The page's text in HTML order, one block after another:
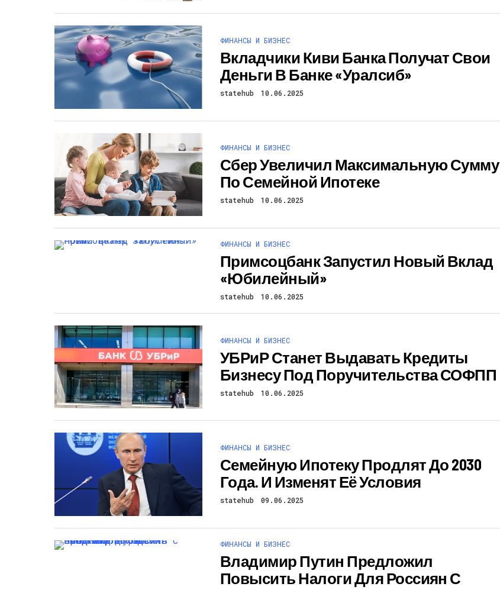
ФИНАНСЫ И БИЗНЕС
Вкладчики Киви Банка Получат Свои
Деньги В Банке «Уралсиб»
statehub 10.06.2025
ФИНАНСЫ И БИЗНЕС
Сбер Увеличил Максимальную Сумму
По Семейной Ипотеке
statehub 10.06.2025
ФИНАНСЫ И БИЗНЕС
Примсоцбанк Запустил Новый Вклад
«Юбилейный»
statehub 10.06.2025
ФИНАНСЫ И БИЗНЕС
УБРиР Станет Выдавать Кредиты
Бизнесу Под Поручительства СОФПП
statehub 10.06.2025
ФИНАНСЫ И БИЗНЕС
Семейную Ипотеку Продлят До 2030
Года. И Изменят Её Условия
statehub 09.06.2025
ФИНАНСЫ И БИЗНЕС
Владимир Путин Предложил
Повысить Налоги Для Россиян С